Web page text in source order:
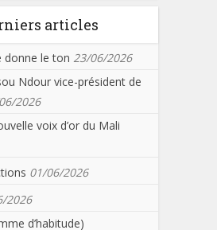
articles
donne le ton 23/06/2026
Ndour vice-président de
2026
voix d’or du Mali
01/06/2026
2026
d’habitude)